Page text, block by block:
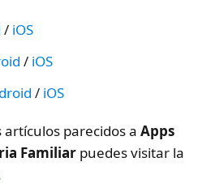
/ iOS
/ iOS
/ iOS
parecidos a Apps
Familiar puedes visitar la